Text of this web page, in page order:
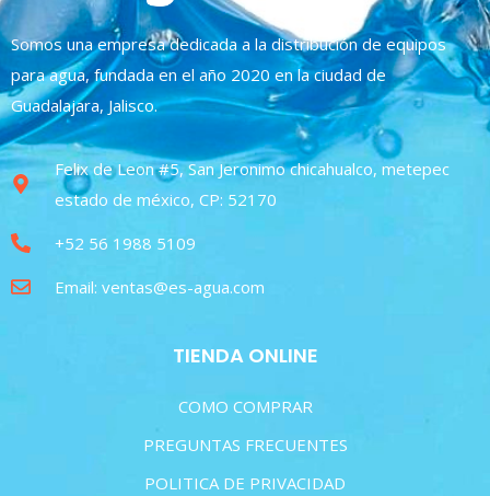
Somos una empresa dedicada a la distribución de equipos
para agua, fundada en el año 2020 en la ciudad de
Guadalajara, Jalisco.
Felix de Leon #5, San Jeronimo chicahualco, metepec
estado de méxico, CP: 52170
+52 56 1988 5109
Email: ventas@es-agua.com
TIENDA ONLINE
COMO COMPRAR
PREGUNTAS FRECUENTES
POLITICA DE PRIVACIDAD